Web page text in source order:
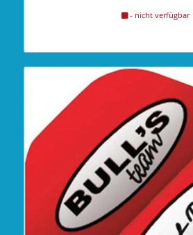
- nicht verfügbar